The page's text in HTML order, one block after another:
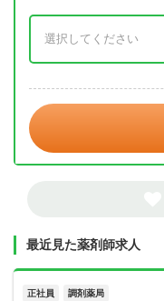
最近見た薬剤師求人
正社員 調剤薬局